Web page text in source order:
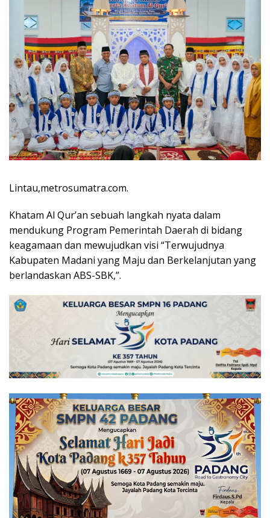
Lintau,metrosumatra.com.
Khatam Al Qur’an sebuah langkah nyata dalam
mendukung Program Pemerintah Daerah di bidang
keagamaan dan mewujudkan visi “Terwujudnya
Kabupaten Madani yang Maju dan Berkelanjutan yang
berlandaskan ABS-SBK,”.